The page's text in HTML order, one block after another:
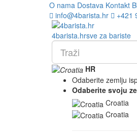
O nama Dostava Kontakt
info@4barista.hr
+421
4barista.hrsve za bariste
HR
Odaberite zemlju
Odaberite svoju
Croatia
Croatia